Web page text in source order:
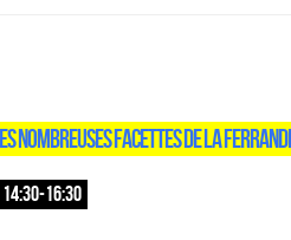
NOMBREUSES FACETTES DE LA
14:30-16:30